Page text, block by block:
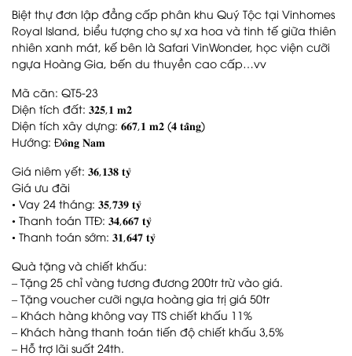
Biệt thự đơn lập đẳng cấp phân khu Quý Tộc tại Vinhomes
Royal Island, biểu tượng cho sự xa hoa và tinh tế giữa thiên
nhiên xanh mát, kế bên là Safari VinWonder, học viện cưỡi
ngựa Hoàng Gia, bến du thuyền cao cấp…vv
Mã căn: QT5-23
Diện tích đất: 𝟑𝟐𝟓,𝟏 𝐦𝟐
Diện tích xây dựng: 𝟔𝟔𝟕,𝟏 𝐦𝟐 (𝟒 𝐭𝐚̂̀𝐧𝐠)
Hướng: Đ𝐨̂𝐧𝐠 𝐍𝐚𝐦
Giá niêm yết: 𝟑𝟔,𝟏𝟑𝟖 𝐭𝐲̉
Giá ưu đãi
• Vay 24 tháng: 𝟑𝟓,𝟕𝟑𝟗 𝐭𝐲̉
• Thanh toán TTĐ: 𝟑𝟒,𝟔𝟔𝟕 𝐭𝐲̉
• Thanh toán sớm: 𝟑𝟏,𝟔𝟒𝟕 𝐭𝐲̉
Quà tặng và chiết khấu:
– Tặng 25 chỉ vàng tương đương 200tr trừ vào giá.
– Tặng voucher cưỡi ngựa hoàng gia trị giá 50tr
– Khách hàng không vay TTS chiết khấu 11%
– Khách hàng thanh toán tiến độ chiết khấu 3,5%
– Hỗ trợ lãi suất 24th.